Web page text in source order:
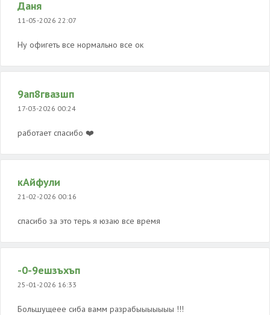
Даня
11-05-2026 22:07
Ну офигеть все нормально все ок
9ап8гвазшп
17-03-2026 00:24
работает спасибо ❤️
кАйфули
21-02-2026 00:16
спасибо за это терь я юзаю все время
-0-9ешзъхъп
25-01-2026 16:33
Большущеее сиба вамм разрабыыыыыыы !!!